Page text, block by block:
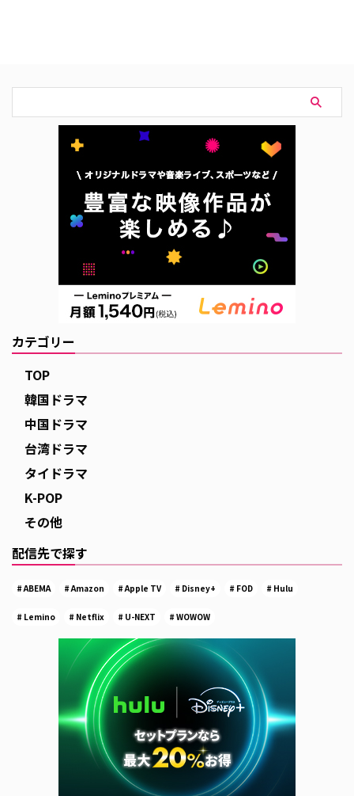
しよう。 スマホに閉じ込められ
たIT社長からのSOS！ 友達と「旅
帰り道にスマホを開いたら航空券
り、「スニーカーが欲しい」と話
していたらSNSにスポーツブラ …
カテゴリー
TOP
韓国ドラマ
中国ドラマ
台湾ドラマ
タイドラマ
K-POP
その他
配信先で探す
ABEMA Amazon Apple TV Disney+ FOD Hulu
Lemino Netflix U-NEXT WOWOW